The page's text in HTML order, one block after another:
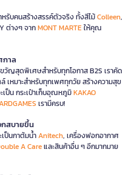
หรับคนสร้างสรรค์ตัวจริง ทั้งสีไม้Colleen,
ต่างๆ จากMONT MARTEให้คุณ
กาล
ญสุดพิเศษสำหรับทุกโอกาส B2S เราคัด
เหมาะสำหรับทุกเพศทุกวัย สร้างความสุข
ป็น กระเป๋าเก็บอุณหภูมิKAKAO
เรามีครบ!
กสบายขึ้น
เป็นกาต้มน้ำAnitech, เครื่องฟอกอากาศ
A Careและสินค้าอื่น ๆ อีกมากมาย